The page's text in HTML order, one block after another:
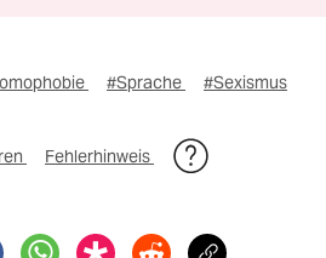
#Sprache #Sexismus
Fehlerhinweis